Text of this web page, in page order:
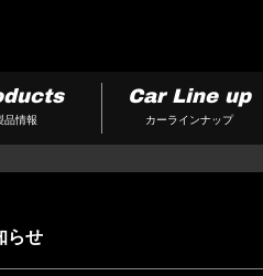
品情報
Car Line up
カーラインナップ
らせ